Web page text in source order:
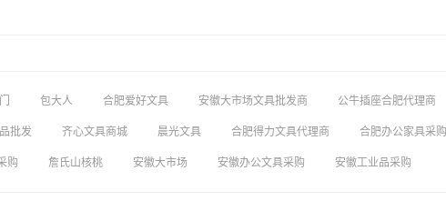
包大人 合肥爱好文具 安徽大市场文具批发商 公牛插座合肥代理商
批发 齐心文具商城 晨光文具 合肥得力文具代理商 合肥办公家具采购
购 詹氏山核桃 安徽大市场 安徽办公文具采购 安徽工业品采购